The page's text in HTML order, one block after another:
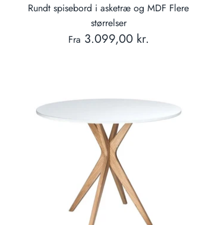
Rundt spisebord i asketræ og MDF Flere
størrelser
Fra 3.099,00 kr.